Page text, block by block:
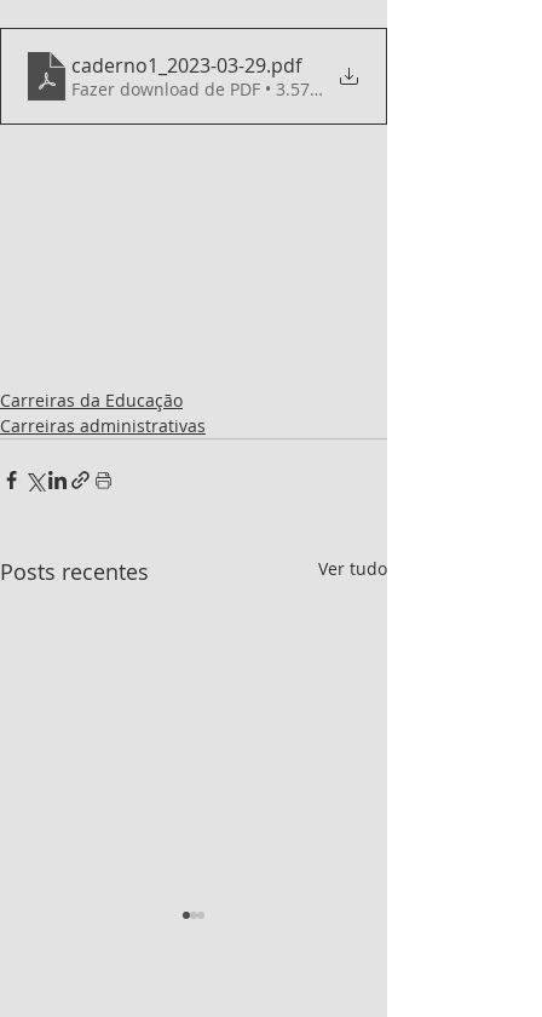
caderno1_2023-03-29.pdf
Fazer download de PDF • 3.57MB
Carreiras da Educação
Carreiras administrativas
Posts recentes Ver tudo